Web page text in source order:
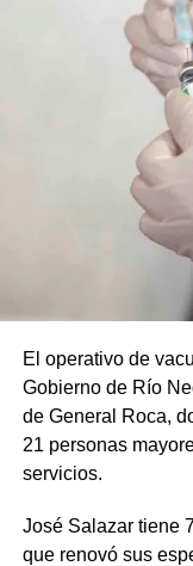
El operativo de
Gobierno de Río
de General Roca,
21 personas
servicios.
José Salazar tiene
que renovó sus